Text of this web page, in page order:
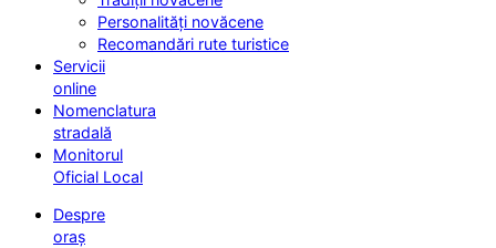
Personalități novăcene
Recomandări rute turistice
Servicii
online
Nomenclatura
stradală
Monitorul
Oficial Local
Despre
oraș